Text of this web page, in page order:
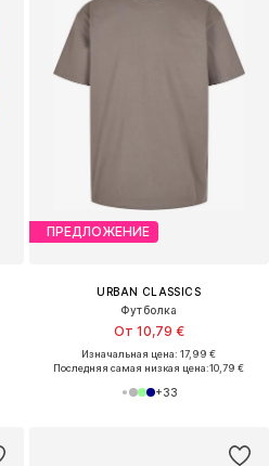
ПРЕДЛОЖЕНИЕ
URBAN CLASSICS
Футболка
От 10,79 €
Изначальная цена: 17,99 €
Последняя самая низкая цена:10,79 €
+33